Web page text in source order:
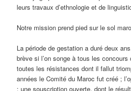
leurs travaux d’ethnologie et de
Notre mission prend pied sur le sol
La période de gestation a duré deux
brève si l’on songe à tous les concours
toutes les résistances dont il fallut
années le Comité du Maroc fut créé ;
; une souscription ouverte, dont le